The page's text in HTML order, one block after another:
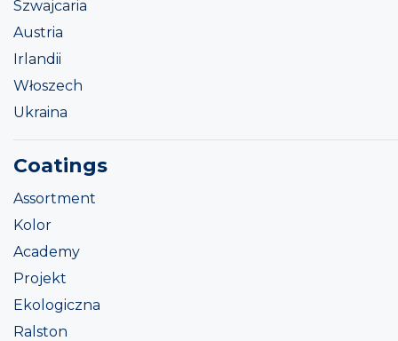
Szwajcaria
Austria
Irlandii
Włoszech
Ukraina
Coatings
Assortment
Kolor
Academy
Projekt
Ekologiczna
Ralston